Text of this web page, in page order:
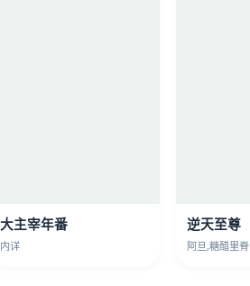
大主宰年番
内详
逆天至尊
阿旦,糖醋里脊